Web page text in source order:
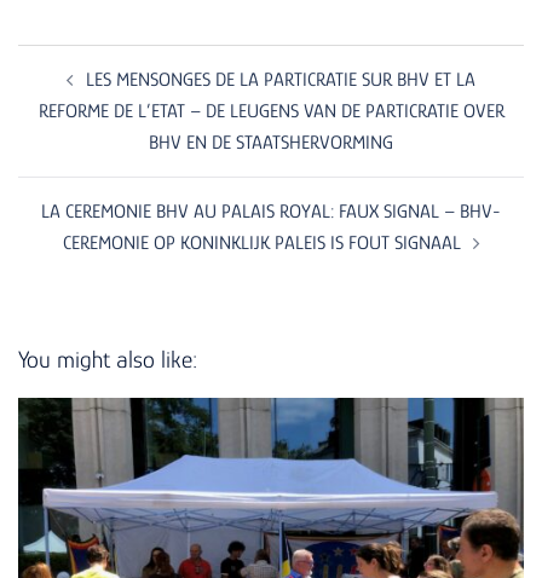
Post
navigationLES MENSONGES DE LA PARTICRATIE SUR BHV ET LA
REFORME DE L’ETAT – DE LEUGENS VAN DE PARTICRATIE OVER
BHV EN DE STAATSHERVORMING
LA CEREMONIE BHV AU PALAIS ROYAL: FAUX SIGNAL – BHV-
CEREMONIE OP KONINKLIJK PALEIS IS FOUT SIGNAAL
You might also like: